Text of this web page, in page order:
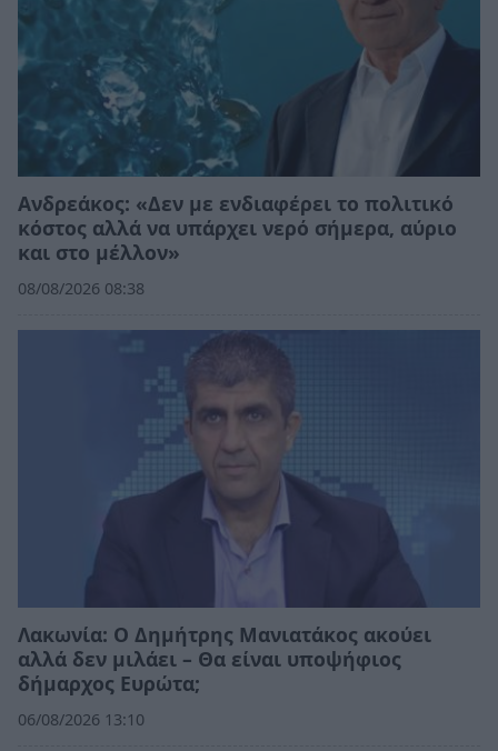
Ανδρεάκος: «Δεν με ενδιαφέρει το πολιτικό
κόστος αλλά να υπάρχει νερό σήμερα, αύριο
και στο μέλλον»
08/08/2026 08:38
Λακωνία: Ο Δημήτρης Μανιατάκος ακούει
αλλά δεν μιλάει – Θα είναι υποψήφιος
δήμαρχος Ευρώτα;
06/08/2026 13:10